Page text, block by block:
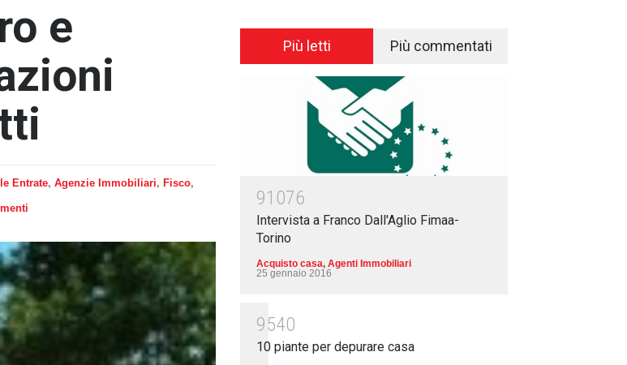
e
Entrate, Agenzie Immobiliari, Fisco,
Più letti Più commentati
91076
Intervista a Franco Dall'Aglio Fimaa-
Torino
Acquisto casa, Agenti Immobiliari
25 gennaio 2016
9540
10 piante per depurare casa